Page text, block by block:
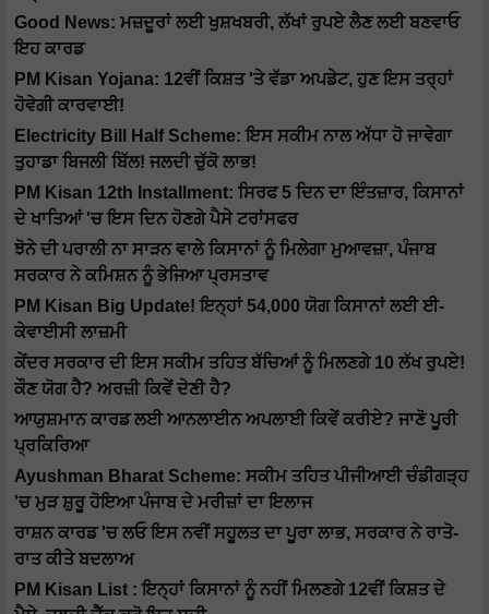
Good News: ਮਜ਼ਦੂਰਾਂ ਲਈ ਖੁਸ਼ਖਬਰੀ, ਲੱਖਾਂ ਰੁਪਏ ਲੈਣ ਲਈ ਬਣਵਾਓ
ਇਹ ਕਾਰਡ
PM Kisan Yojana: 12ਵੀਂ ਕਿਸ਼ਤ 'ਤੇ ਵੱਡਾ ਅਪਡੇਟ, ਹੁਣ ਇਸ ਤਰ੍ਹਾਂ
ਹੋਵੇਗੀ ਕਾਰਵਾਈ!
Electricity Bill Half Scheme: ਇਸ ਸਕੀਮ ਨਾਲ ਅੱਧਾ ਹੋ ਜਾਵੇਗਾ
ਤੁਹਾਡਾ ਬਿਜਲੀ ਬਿੱਲ! ਜਲਦੀ ਚੁੱਕੋ ਲਾਭ!
PM Kisan 12th Installment: ਸਿਰਫ 5 ਦਿਨ ਦਾ ਇੰਤਜ਼ਾਰ, ਕਿਸਾਨਾਂ
ਦੇ ਖਾਤਿਆਂ 'ਚ ਇਸ ਦਿਨ ਹੋਣਗੇ ਪੈਸੇ ਟਰਾਂਸਫਰ
ਝੋਨੇ ਦੀ ਪਰਾਲੀ ਨਾ ਸਾੜਨ ਵਾਲੇ ਕਿਸਾਨਾਂ ਨੂੰ ਮਿਲੇਗਾ ਮੁਆਵਜ਼ਾ, ਪੰਜਾਬ
ਸਰਕਾਰ ਨੇ ਕਮਿਸ਼ਨ ਨੂੰ ਭੇਜਿਆ ਪ੍ਰਸਤਾਵ
PM Kisan Big Update! ਇਨ੍ਹਾਂ 54,000 ਯੋਗ ਕਿਸਾਨਾਂ ਲਈ ਈ-
ਕੇਵਾਈਸੀ ਲਾਜ਼ਮੀ
ਕੇਂਦਰ ਸਰਕਾਰ ਦੀ ਇਸ ਸਕੀਮ ਤਹਿਤ ਬੱਚਿਆਂ ਨੂੰ ਮਿਲਣਗੇ 10 ਲੱਖ ਰੁਪਏ!
ਕੌਣ ਯੋਗ ਹੈ? ਅਰਜ਼ੀ ਕਿਵੇਂ ਦੇਣੀ ਹੈ?
ਆਯੁਸ਼ਮਾਨ ਕਾਰਡ ਲਈ ਆਨਲਾਈਨ ਅਪਲਾਈ ਕਿਵੇਂ ਕਰੀਏ? ਜਾਣੋ ਪੂਰੀ
ਪ੍ਰਕਿਰਿਆ
Ayushman Bharat Scheme: ਸਕੀਮ ਤਹਿਤ ਪੀਜੀਆਈ ਚੰਡੀਗੜ੍ਹ
'ਚ ਮੁੜ ਸ਼ੁਰੂ ਹੋਇਆ ਪੰਜਾਬ ਦੇ ਮਰੀਜ਼ਾਂ ਦਾ ਇਲਾਜ
ਰਾਸ਼ਨ ਕਾਰਡ 'ਚ ਲਓ ਇਸ ਨਵੀਂ ਸਹੂਲਤ ਦਾ ਪੂਰਾ ਲਾਭ, ਸਰਕਾਰ ਨੇ ਰਾਤੋ-
ਰਾਤ ਕੀਤੇ ਬਦਲਾਅ
PM Kisan List : ਇਨ੍ਹਾਂ ਕਿਸਾਨਾਂ ਨੂੰ ਨਹੀਂ ਮਿਲਣਗੇ 12ਵੀਂ ਕਿਸ਼ਤ ਦੇ